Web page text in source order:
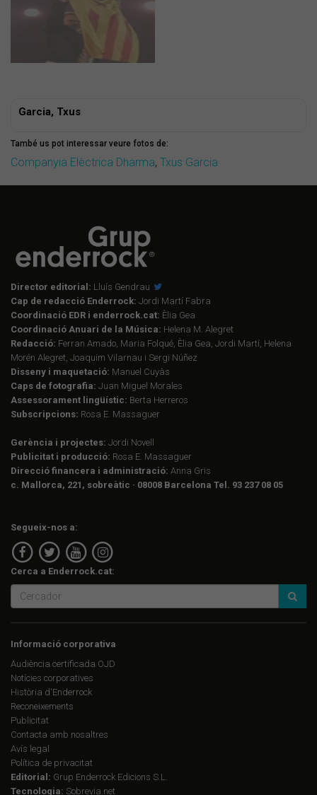
Garcia, Txus
També us pot interessar veure fotos de:
Companyia Elèctrica Dharma, Txus Garcia
Director editorial: Lluís Gendrau
Cap de redacció Enderrock: Jordi Martí Fabra
Coordinació EDR i enderrock.cat: Èlia Gea
Coordinació Anuari de la Música: Helena M. Alegret
Redacció: Ferran Amado, Maria Folqué, Èlia Gea, Jordi Martí, Helena
Morén Alegret, Joaquim Vilarnau i Sergi Núñez
Disseny i maquetació: Manuel Cuyàs
Caps de fotografia: Juan Miguel Morales
Assessorament lingüístic: Berta Herreros
Subscripcions: Rosa E. Massaguer
Gerència i projectes: Jordi Novell
Publicitat i producció: Rosa E. Massaguer
Direcció financera i administració: Anna Gris
c. Mallorca, 221, sobreàtic · 08008 Barcelona Tel. 93 237 08 05
Segueix-nos a:
Cerca a Enderrock.cat:
Informació corporativa
Audiència certificada OJD
Notícies corporatives
Història d'Enderrock
Reconeixements
Publicitat
Contacta amb nosaltres
Avís legal
Política de privacitat
Editorial: Grup Enderrock Edicions S.L.
Tecnologia: Sobrevia.net